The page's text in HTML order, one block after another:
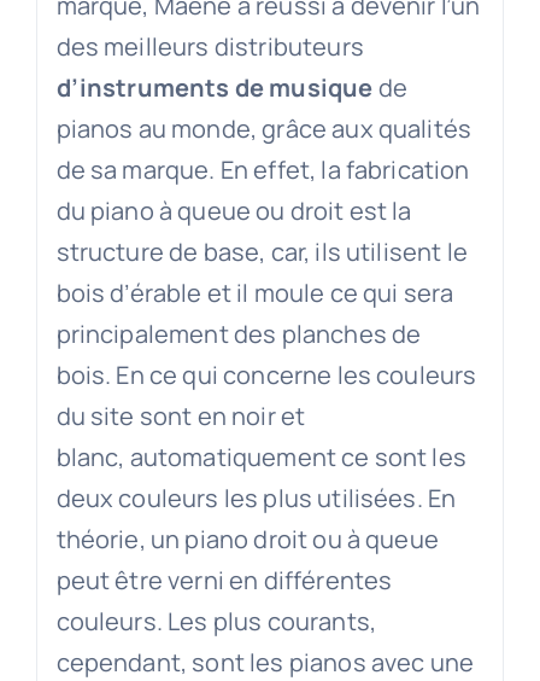
des meilleurs distributeurs
d’instruments de musiquede
pianos au monde, grâce aux qualités
de sa marque. En effet, la fabrication
du piano à queue ou droit est la
structure de base, car, ils utilisent le
bois d’érable et il moule ce qui sera
principalement des planches de
bois. En ce qui concerne les couleurs
du site sont en noir et
blanc, automatiquement ce sont les
deux couleurs les plus utilisées. En
théorie, un piano droit ou à queue
peut être verni en différentes
couleurs. Les plus courants,
cependant, sont les pianos avec une